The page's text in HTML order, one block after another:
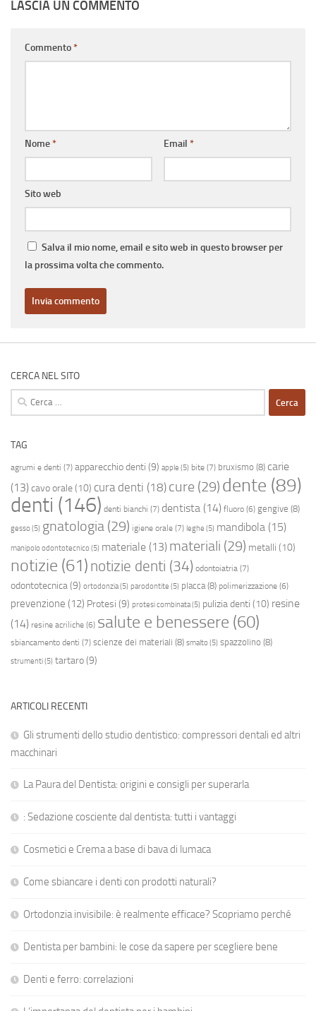
LASCIA UN COMMENTO
Commento*
Nome* Email *
Sito web
Salva il mio nome, email e sito web in questo browser per
la prossima volta che commento.
CERCA NEL SITO
Ricerca
per:
TAG
agrumi e denti (7) apparecchio denti (9) apple (5) bite (7) bruxismo (8) carie
(13) cavo orale(10) cura denti (18) cure (29) dente (89)
denti (146) denti bianchi (7) dentista (14) fluoro (6) gengive (8)
gesso(5) gnatologia (29) igiene orale (7) leghe (5) mandibola (15)
manipolo odontotecnico(5) materiale (13) materiali (29) metalli (10)
notizie (61) notizie denti (34) odontoiatria (7)
odontotecnica (9) ortodonzia(5) parodontite (5) placca(8) polimerizzazione (6)
prevenzione (12) Protesi (9) protesi combinata(5) pulizia denti (10) resine
(14) resine acriliche (6) salute e benessere (60)
sbiancamento denti (7) scienze dei materiali (8) smalto(5) spazzolino (8)
strumenti(5) tartaro(9)
ARTICOLI RECENTI
Gli strumenti dello studio dentistico: compressori dentali ed altri
macchinari
La Paura del Dentista: origini e consigli per superarla
: Sedazione cosciente dal dentista: tutti i vantaggi
Cosmetici e Crema a base di bava di lumaca
Come sbiancare i denti con prodotti naturali?
Ortodonzia invisibile: è realmente efficace? Scopriamo perché
Dentista per bambini: le cose da sapere per scegliere bene
Denti e ferro: correlazioni